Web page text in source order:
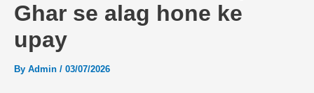
Ghar se alag hone ke
upay
By Admin / 03/07/2026